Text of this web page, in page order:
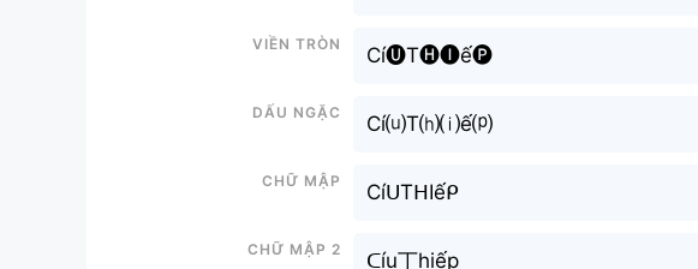
Viền tròn
Cí🅤T🅗🅘ế🅟
Dấu ngặc
Cí⒰T⒣⒤ế⒫
Chữ mập
CíᑌTᕼIếᑭ
Chữ mập 2
ᑕíu丅hiếp